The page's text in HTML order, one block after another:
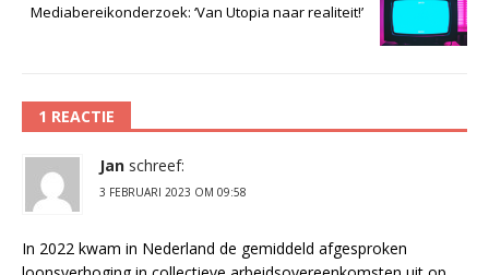
Mediabereikonderzoek: ‘Van Utopia naar realiteit!’
1 REACTIE
Jan schreef:
3 FEBRUARI 2023 OM 09:58
In 2022 kwam in Nederland de gemiddeld afgesproken